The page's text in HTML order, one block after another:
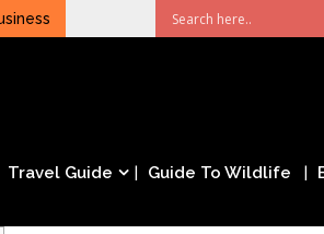
Travel Guide Guide To Wildlife